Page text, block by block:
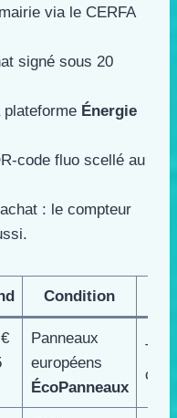
via le CERFA
signé sous 20
plateforme Énergie
code fluo scellé au
: le compteur
Condition
Panneaux
européens
ÉcoPanneaux
civil